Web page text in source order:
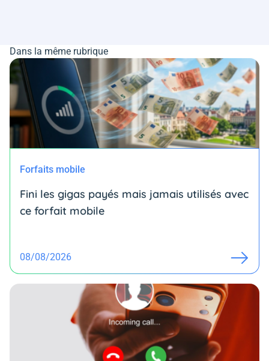
Dans la même rubrique
Forfaits mobile
Fini les gigas payés mais jamais utilisés avec
ce forfait mobile
08/08/2026